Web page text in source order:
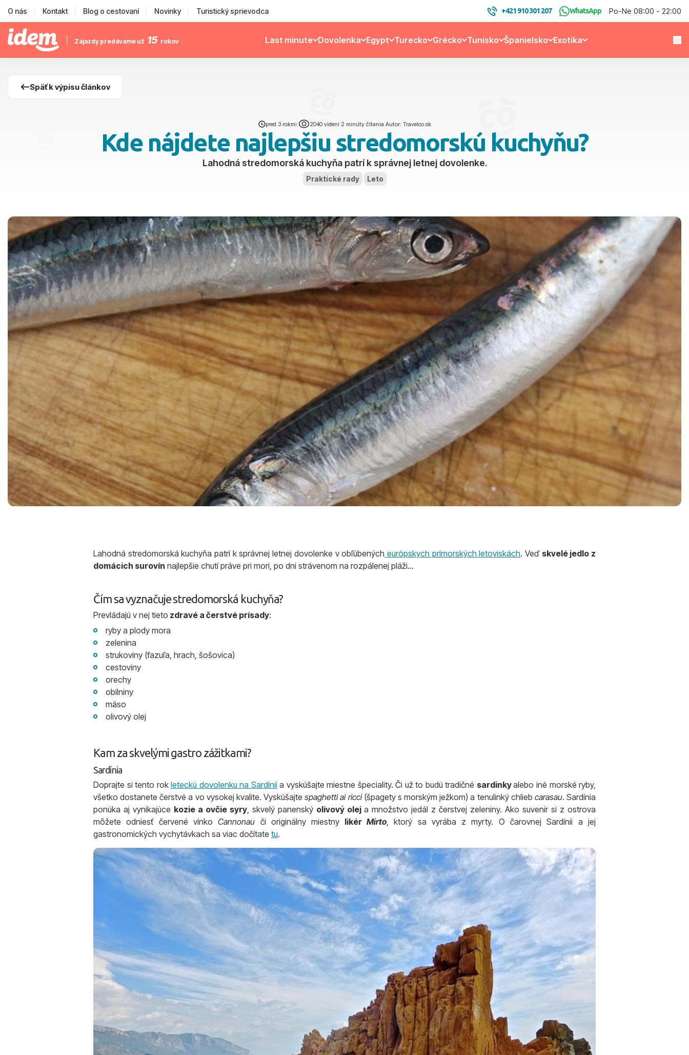
O nás Kontakt Blog o cestovaní Novinky Turistický sprievodca +421 910 301 207 WhatsApp Po-Ne 08:00 - 22:00
Zájazdy predávame už 15 rokov Last minute Dovolenka Egypt Turecko Grécko Tunisko Španielsko Exotika
Späť k výpisu článkov
pred 3 rokmi 2040 videní| 2 minúty čítania Autor: Travelco.sk
Kde nájdete najlepšiu stredomorskú kuchyňu?
Lahodná stredomorská kuchyňa patrí k správnej letnej dovolenke.
Praktické rady Leto
Lahodná stredomorská kuchyňa patrí k správnej letnej dovolenke v obľúbených európskych prímorských letoviskách. Veď skvelé jedlo z
domácich surovín najlepšie chutí práve pri mori, po dni strávenom na rozpálenej pláži...
Čím sa vyznačuje stredomorská kuchyňa?
Prevládajú v nej tieto zdravé a čerstvé prísady:
ryby a plody mora
zelenina
strukoviny (fazuľa, hrach, šošovica)
cestoviny
orechy
obilniny
mäso
olivový olej
Kam za skvelými gastro zážitkami?
Sardínia
Doprajte si tento rokleteckú dovolenku na Sardínii a vyskúšajte miestne špeciality. Či už to budú tradičné sardinkyalebo iné morské ryby,
všetko dostanete čerstvé a vo vysokej kvalite. Vyskúšajtespaghetti ai ricci(špagety s morským ježkom) a tenulinký chlieb carasau. Sardínia
ponúka aj vynikajúce kozie a ovčie syry, skvelý panenský olivový oleja množstvo jedál z čerstvej zeleniny. Ako suvenír si z ostrova
môžete odniesť červené vínkoCannonau či originálny miestny likér Mirto, ktorý sa vyrába z myrty. O čarovnej Sardínii a jej
gastronomických vychytávkach sa viac dočítate tu.